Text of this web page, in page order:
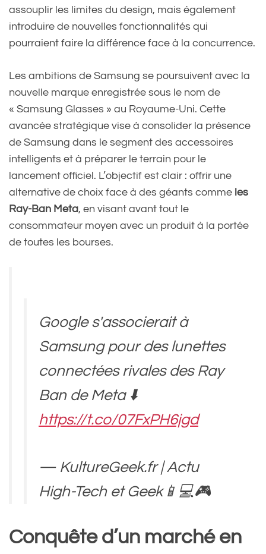
assouplir les limites du design, mais également
introduire de nouvelles fonctionnalités qui
pourraient faire la différence face à la concurrence.
Les ambitions de Samsung se poursuivent avec la
nouvelle marque enregistrée sous le nom de
« Samsung Glasses » au Royaume-Uni. Cette
avancée stratégique vise à consolider la présence
de Samsung dans le segment des accessoires
intelligents et à préparer le terrain pour le
lancement officiel. L’objectif est clair : offrir une
alternative de choix face à des géants comme les
Ray-Ban Meta, en visant avant tout le
consommateur moyen avec un produit à la portée
de toutes les bourses.
Google s'associerait à
Samsung pour des lunettes
connectées rivales des Ray
Ban de Meta ⬇️
https://t.co/07FxPH6jgd
— KultureGeek.fr | Actu
High-Tech et Geek📱💻🎮
28, 2024
Conquête d’un marché en